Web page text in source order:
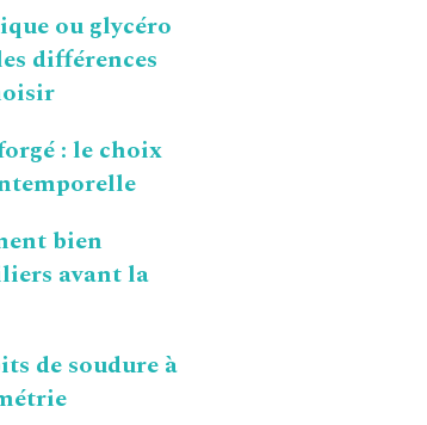
ou glycéro
différences
: le choix
bien
avant la
de soudure à